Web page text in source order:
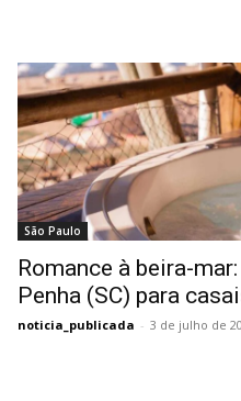
São Paulo
Romance à beira-
Penha (SC) para
noticia_publicada - 3 de julho de